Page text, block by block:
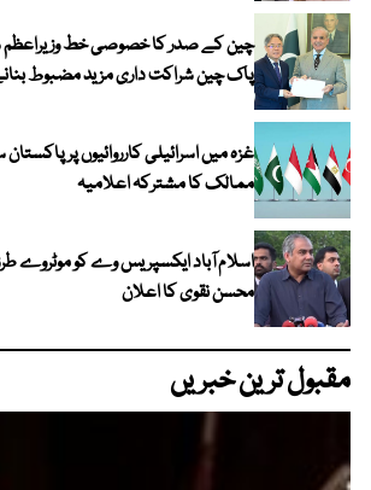
چین کے صدر کا خصوصی خط وزیراعظم
پاک چین شراکت داری مزید مضبوط
ممالک کا مشترکہ اعلامیہ
اسلام آباد ایکسپریس وے کو موٹروے
محسن نقوی کا اعلان
مقبول ترین خبریں